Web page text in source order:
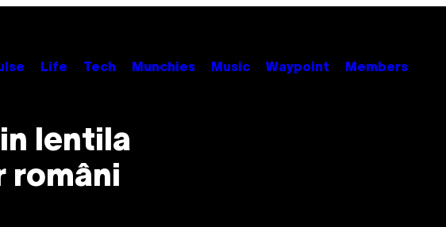
Life Tech Munchies Music Waypoint Members
lentila
români